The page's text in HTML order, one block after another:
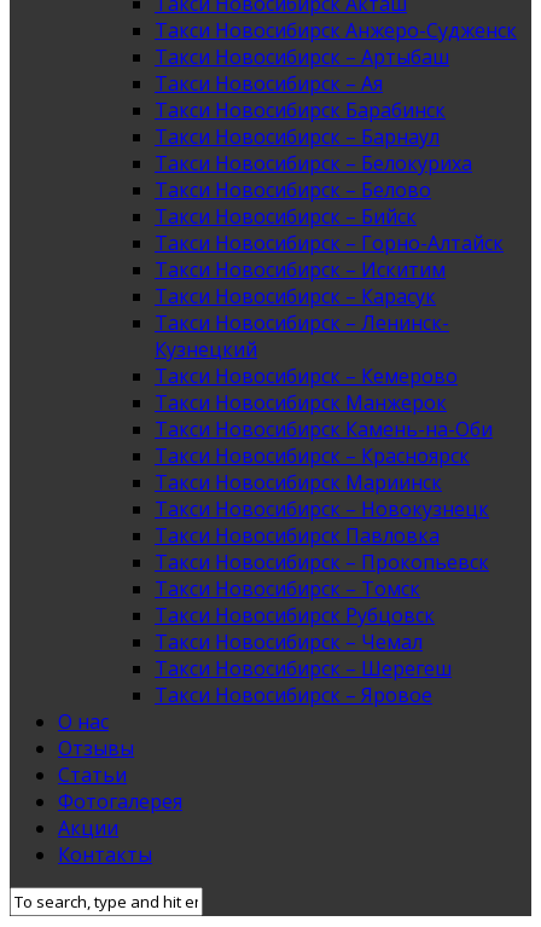
Такси Новосибирск Анжеро-Судженск
Такси Новосибирск – Артыбаш
Такси Новосибирск – Ая
Такси Новосибирск Барабинск
Такси Новосибирск – Барнаул
Такси Новосибирск – Белокуриха
Такси Новосибирск – Белово
Такси Новосибирск – Бийск
Такси Новосибирск – Горно-Алтайск
Такси Новосибирск – Искитим
Такси Новосибирск – Карасук
Такси Новосибирск – Ленинск-
Кузнецкий
Такси Новосибирск – Кемерово
Такси Новосибирск Манжерок
Такси Новосибирск Камень-на-Оби
Такси Новосибирск – Красноярск
Такси Новосибирск Мариинск
Такси Новосибирск – Новокузнецк
Такси Новосибирск Павловка
Такси Новосибирск – Прокопьевск
Такси Новосибирск – Томск
Такси Новосибирск Рубцовск
Такси Новосибирск – Чемал
Такси Новосибирск – Шерегеш
Такси Новосибирск – Яровое
О нас
Отзывы
Статьи
Фотогалерея
Акции
Контакты